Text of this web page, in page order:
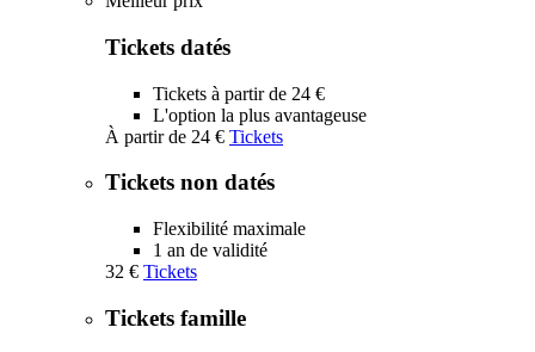
submenu
Tickets datés
Tickets à partir de 24 €
L'option la plus avantageuse
À partir de 24 € Tickets
Tickets non datés
Flexibilité maximale
1 an de validité
32 € Tickets
Tickets famille